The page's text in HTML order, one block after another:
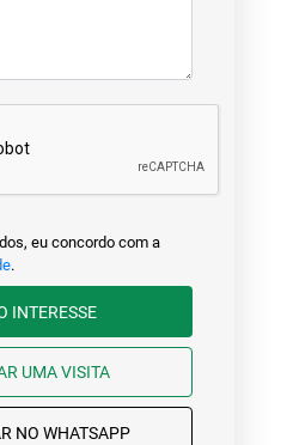
eu concordo com a
.
TENHO INTERESSE
AGENDAR UMA VISITA
NO WHATSAPP